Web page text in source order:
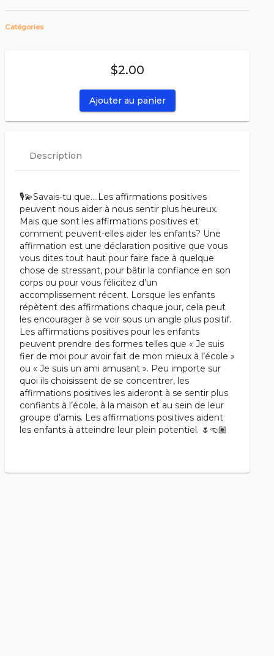
Catégories
$2.00
Ajouter au panier
Description
🎙️💫Savais-tu que….Les affirmations positives
peuvent nous aider à nous sentir plus heureux.
Mais que sont les affirmations positives et
comment peuvent-elles aider les enfants? Une
affirmation est une déclaration positive que vous
vous dites tout haut pour faire face à quelque
chose de stressant, pour bâtir la confiance en son
corps ou pour vous félicitez d’un
accomplissement récent. Lorsque les enfants
répètent des affirmations chaque jour, cela peut
les encourager à se voir sous un angle plus positif.
Les affirmations positives pour les enfants
peuvent prendre des formes telles que « Je suis
fier de moi pour avoir fait de mon mieux à l’école »
ou « Je suis un ami amusant ». Peu importe sur
quoi ils choisissent de se concentrer, les
affirmations positives les aideront à se sentir plus
confiants à l’école, à la maison et au sein de leur
groupe d’amis. Les affirmations positives aident
les enfants à atteindre leur plein potentiel. 🌷👈🏽